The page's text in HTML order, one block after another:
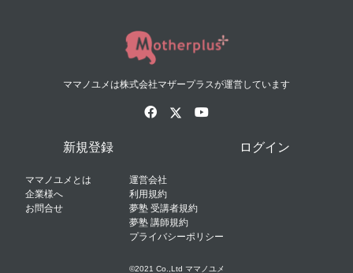
ママノユメは株式会社マザープラスが運営しています
新規登録 ログイン
ママノユメとは
企業様へ
お問合せ
運営会社
利用規約
夢塾 受講者規約
夢塾 講師規約
プライバシーポリシー
©2021 Co.,Ltd ママノユメ